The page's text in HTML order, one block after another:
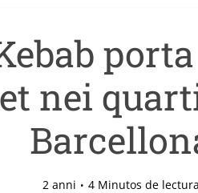
nei
2 anni 4 Minutos de lectura